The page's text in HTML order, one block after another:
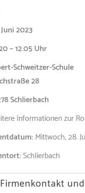
2023
– 12.05 Uhr
Schweitzer-Schule
28
Schlierbach
Informationen zur
Mittwoch, 28.
Schlierbach
Firmenkontakt